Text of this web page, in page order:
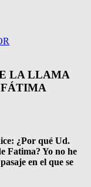
LA LLAMA
FÁTIMA
¿Por qué Ud.
Fatima? Yo no he
en el que se